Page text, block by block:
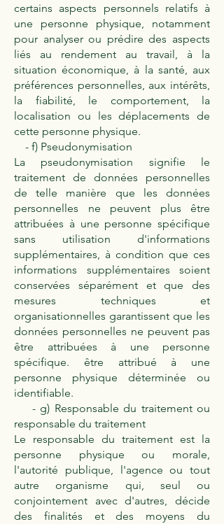
certains aspects personnels relatifs à
une personne physique, notamment
pour analyser ou prédire des aspects
liés au rendement au travail, à la
situation économique, à la santé, aux
préférences personnelles, aux intérêts,
la fiabilité, le comportement, la
localisation ou les déplacements de
cette personne physique.
- f) Pseudonymisation
La pseudonymisation signifie le
traitement de données personnelles
de telle manière que les données
personnelles ne peuvent plus être
attribuées à une personne spécifique
sans utilisation d'informations
supplémentaires, à condition que ces
informations supplémentaires soient
conservées séparément et que des
mesures techniques et
organisationnelles garantissent que les
données personnelles ne peuvent pas
être attribuées à une personne
spécifique. être attribué à une
personne physique déterminée ou
identifiable.
- g) Responsable du traitement ou
responsable du traitement
Le responsable du traitement est la
personne physique ou morale,
l'autorité publique, l'agence ou tout
autre organisme qui, seul ou
conjointement avec d'autres, décide
des finalités et des moyens du